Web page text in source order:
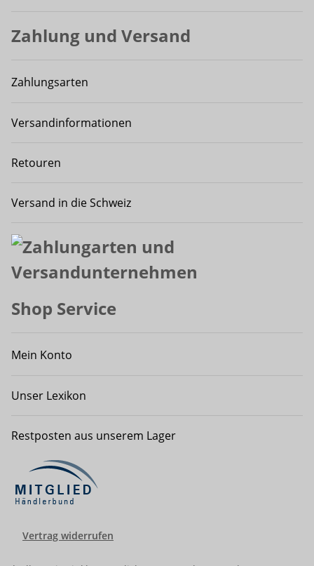
Zahlung und Versand
Zahlungsarten
Versandinformationen
Retouren
Versand in die Schweiz
Shop Service
Mein Konto
Unser Lexikon
Restposten aus unserem Lager
Vertrag widerrufen